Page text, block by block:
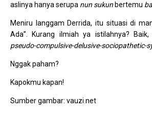
aslinya hanya serupa nun sukun bertemu
Meniru langgam Derrida, itu situasi di
Ada”. Kurang ilmiah ya istilahnya?
pseudo-compulsive-delusive-sociopathetic-
Nggak paham?
Kapokmu kapan!
Sumber gambar: vauzi.net